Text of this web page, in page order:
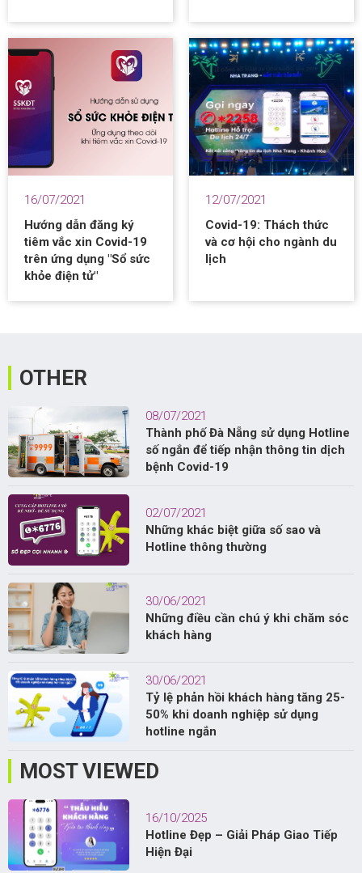
16/07/2021
Hướng dẫn đăng ký
tiêm vắc xin Covid-19
trên ứng dụng "Sổ sức
khỏe điện tử"
12/07/2021
Covid-19: Thách thức
và cơ hội cho ngành du
lịch
OTHER
08/07/2021
Thành phố Đà Nẵng sử dụng Hotline
số ngắn để tiếp nhận thông tin dịch
bệnh Covid-19
02/07/2021
Những khác biệt giữa số sao và
Hotline thông thường
30/06/2021
Những điều cần chú ý khi chăm sóc
khách hàng
30/06/2021
Tỷ lệ phản hồi khách hàng tăng 25-
50% khi doanh nghiệp sử dụng
hotline ngắn
MOST VIEWED
16/10/2025
Hotline Đẹp – Giải Pháp Giao Tiếp
Hiện Đại